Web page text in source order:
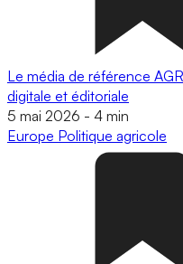
Le média de référence
digitale et éditoriale
5 mai 2026 - 4 min
Europe Politique agricole